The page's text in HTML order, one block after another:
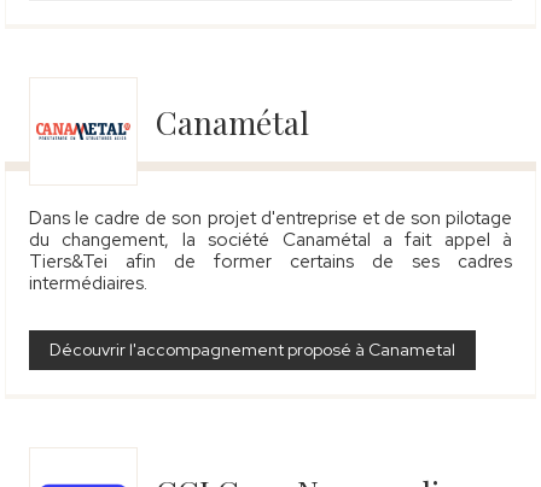
Canamétal
Dans le cadre de son projet d'entreprise et de son pilotage
du changement, la société Canamétal a fait appel à
Tiers&Tei afin de former certains de ses cadres
intermédiaires.
Découvrir l'accompagnement proposé à Canametal